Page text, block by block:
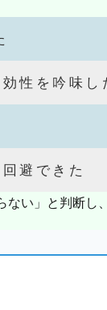
性を吟味
避できた
い」と判断し